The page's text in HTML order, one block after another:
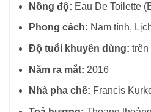
Nồng độ: Eau De Toilette
Phong cách: Nam tính,
Độ tuổi khuyên dùng: trên
Năm ra mắt: 2016
Nhà pha chế: Francis